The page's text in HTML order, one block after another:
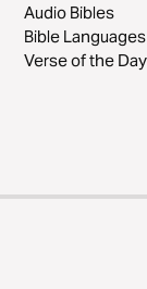
Audio Bibles
Bible Languages
Verse of the Day